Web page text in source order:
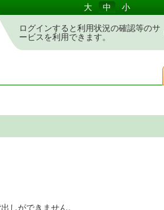
大 中 小
ログインすると利用状況の確認等のサ
ービスを利用できます。
しができません。